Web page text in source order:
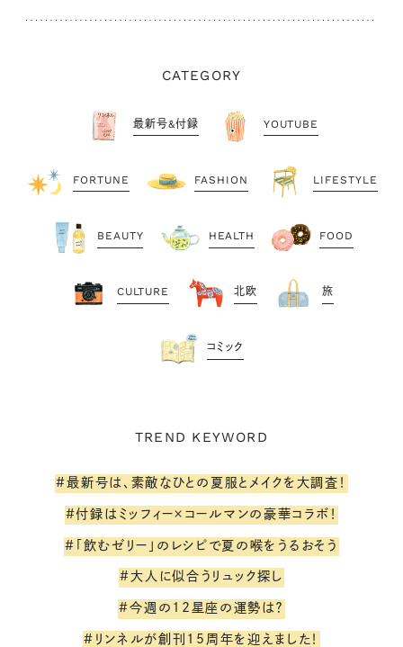
CATEGORY
最新号&付録 YOUTUBE
FORTUNE FASHION LIFESTYLE
BEAUTY HEALTH FOOD
CULTURE 北欧 旅
コミック
TREND KEYWORD
#最新号は、素敵なひとの夏服とメイクを大調査！
#付録はミッフィー×コールマンの豪華コラボ！
#「飲むゼリー」のレシピで夏の喉をうるおそう
#大人に似合うリュック探し
#今週の12星座の運勢は？
#リンネルが創刊15周年を迎えました！